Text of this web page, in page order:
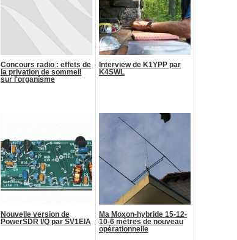
Concours radio : effets de
la privation de sommeil
sur l'organisme
Interview de K1YPP par
K4SWL
Nouvelle version de
PowerSDR I/Q par SV1EIA
Ma Moxon-hybride 15-12-
10-6 mètres de nouveau
opérationnelle